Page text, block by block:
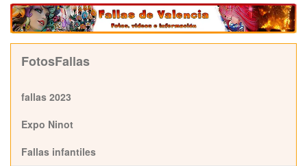
FotosFallas
fallas 2023
Expo Ninot
Fallas infantiles